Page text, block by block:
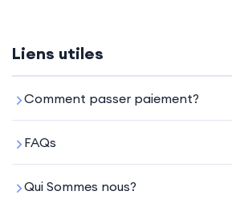
Liens utiles
Comment passer paiement?
FAQs
Qui Sommes nous?